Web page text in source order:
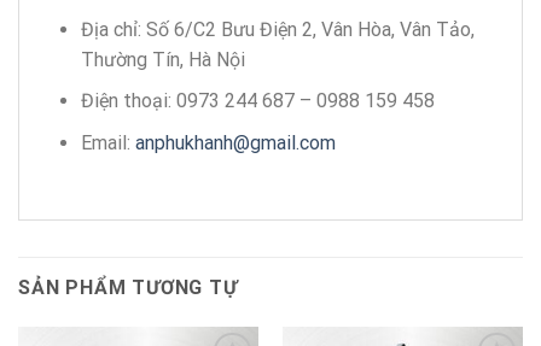
Địa chỉ: Số 6/C2 Bưu Điện 2, Vân Hòa, Vân Tảo,
Thường Tín, Hà Nội
Điện thoại: 0973 244 687 – 0988 159 458
Email: anphukhanh@gmail.com
SẢN PHẨM TƯƠNG TỰ